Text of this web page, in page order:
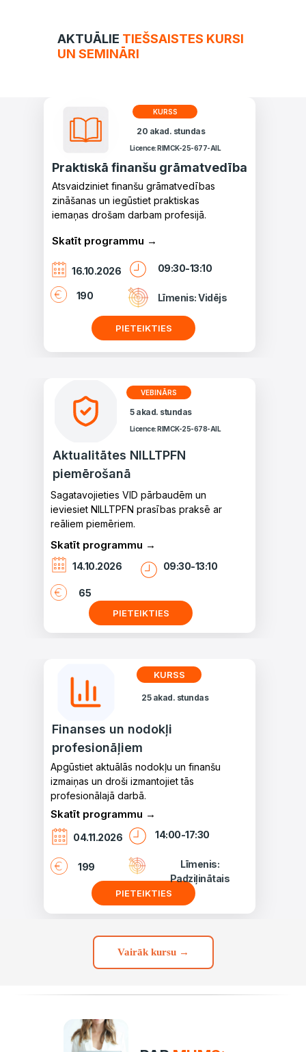
AKTUĀLIE TIEŠSAISTES KURSI
UN SEMINĀRI
Praktiskā finanšu grāmatvedība
PIETEIKTIES
KURSS
Skatīt programmu →
Atsvaidziniet finanšu grāmatvedības
zināšanas un iegūstiet praktiskas
iemaņas drošam darbam profesijā.
Līmenis: Vidējs
Licence: RIMCK-25-677-AIL
20 akad. stundas
16.10.2026 09:30-13:10
190
Aktualitātes NILLTPFN
piemērošanā
PIETEIKTIES
VEBINĀRS
Skatīt programmu →
Sagatavojieties VID pārbaudēm un
ieviesiet NILLTPFN prasības praksē ar
reāliem piemēriem.
Licence: RIMCK-25-678-AIL
5 akad. stundas
14.10.2026 09:30-13:10
65
Finanses un nodokļi
profesionāļiem
PIETEIKTIES
KURSS
Skatīt programmu →
Apgūstiet aktuālās nodokļu un finanšu
izmaiņas un droši izmantojiet tās
profesionālajā darbā.
Līmenis:
Padziļinātais
25 akad. stundas
04.11.2026 14:00-17:30
199
Vairāk kursu →